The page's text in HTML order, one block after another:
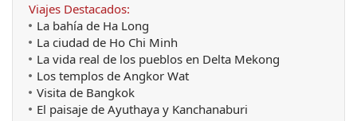
Viajes Destacados:
La bahía de Ha Long
La ciudad de Ho Chi Minh
La vida real de los pueblos en Delta Mekong
Los templos de Angkor Wat
Visita de Bangkok
El paisaje de Ayuthaya y Kanchanaburi